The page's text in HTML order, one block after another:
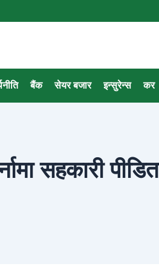
बैंक सेयर बजार इन्सुरेन्स कर
सहकारी पीडित